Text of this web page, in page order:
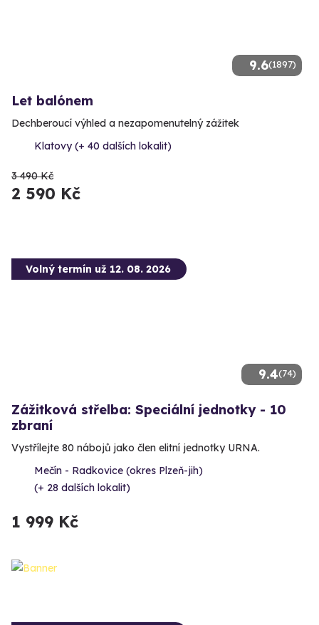
9.6(1897)
Let balónem
Dechberoucí výhled a nezapomenutelný zážitek
Klatovy (+ 40 dalších lokalit)
3 490 Kč
2 590 Kč
9.4(74)
Volný termín už 12. 08. 2026
Zážitková střelba: Speciální jednotky - 10
zbraní
Vystřílejte 80 nábojů jako člen elitní jednotky URNA.
Mečín - Radkovice (okres Plzeň-jih)
(+ 28 dalších lokalit)
1 999 Kč